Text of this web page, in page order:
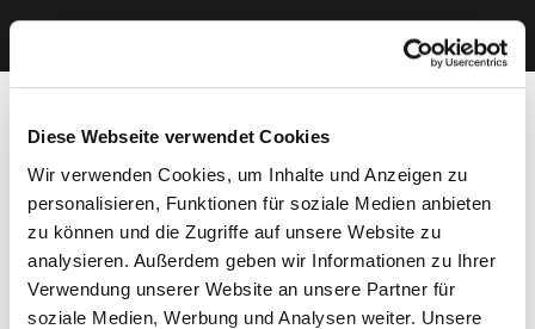
Diese Webseite verwendet Cookies
Wir verwenden Cookies, um Inhalte und Anzeigen zu
personalisieren, Funktionen für soziale Medien anbieten
zu können und die Zugriffe auf unsere Website zu
analysieren. Außerdem geben wir Informationen zu Ihrer
Verwendung unserer Website an unsere Partner für
soziale Medien, Werbung und Analysen weiter. Unsere